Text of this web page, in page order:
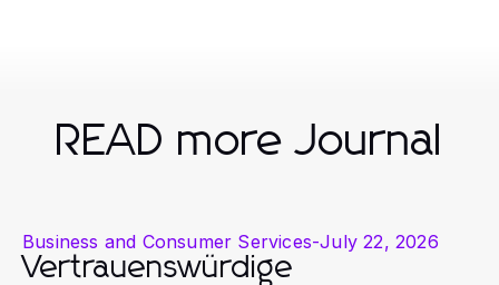
READ more Journal
Business and Consumer Services-July 22, 2026
Vertrauenswürdige